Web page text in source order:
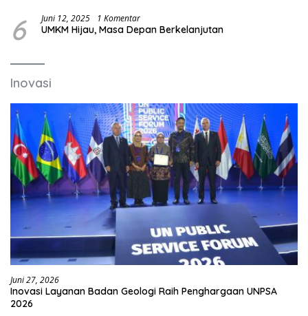
6 Juni 12, 2025 1 Komentar
UMKM Hijau, Masa Depan Berkelanjutan
Inovasi
Juni 27, 2026
Inovasi Layanan Badan Geologi Raih Penghargaan UNPSA
2026